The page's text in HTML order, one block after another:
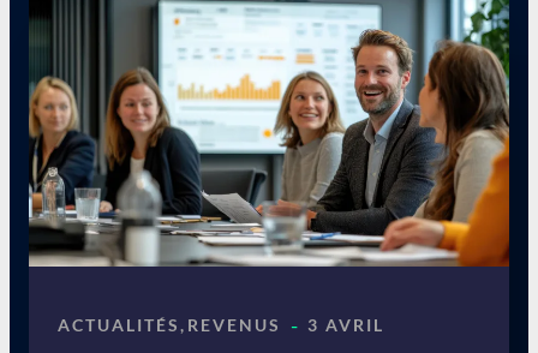
ACTUALITÉS, REVENUS - 3 AVRIL